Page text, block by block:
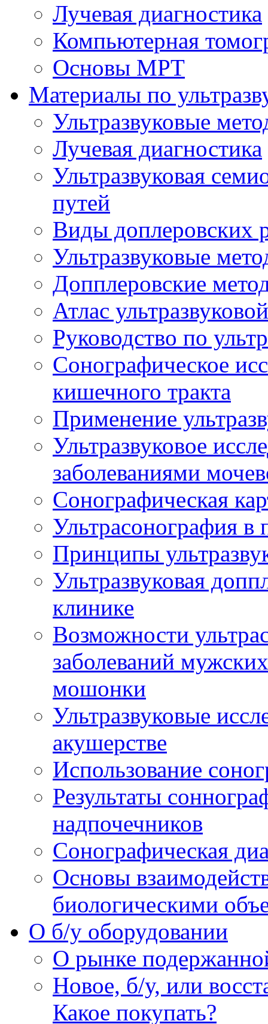
Лучевая диагностика
Компьютерная
Основы МРТ
Материалы по
Ультразвуковые
Лучевая диагностика
Ультразвуковая
путей
Виды доплеровских
Ультразвуковые
Допплеровские
Атлас
Руководство по
Сонографическое
кишечного тракта
Применение
Ультразвуковое
заболеваниями
Сонографическая
Ультрасонография в
Принципы
Ультразвуковая
клинике
Возможности
заболеваний
мошонки
Ультразвуковые
акушерстве
Использование
Результаты
надпочечников
Сонографическая
Основы
биологическими
O б/у оборудовании
О рынке
Новое, б/у, или
Какое покупать?